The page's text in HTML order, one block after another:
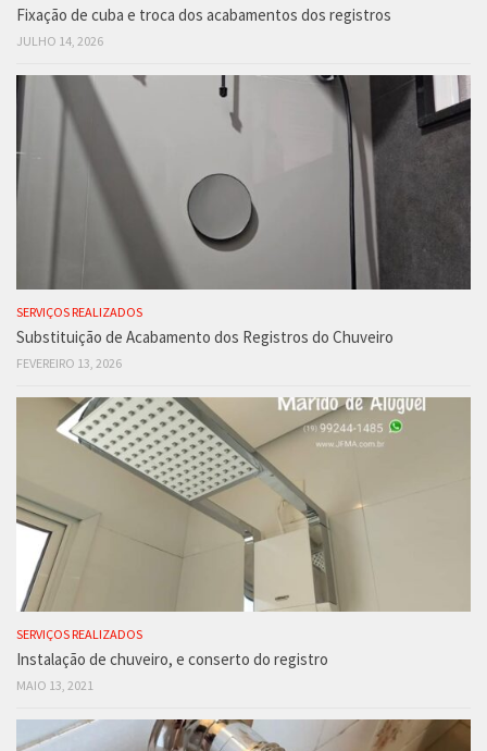
Fixação de cuba e troca dos acabamentos dos registros
JULHO 14, 2026
SERVIÇOS REALIZADOS
Substituição de Acabamento dos Registros do Chuveiro
FEVEREIRO 13, 2026
SERVIÇOS REALIZADOS
Instalação de chuveiro, e conserto do registro
MAIO 13, 2021